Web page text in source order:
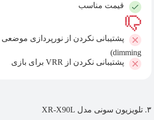
قیمت مناسب
dimming)
پشتیبانی‌ نکردن از VRR برای بازی
۳. تلویزیون سونی مدل XR-X90L